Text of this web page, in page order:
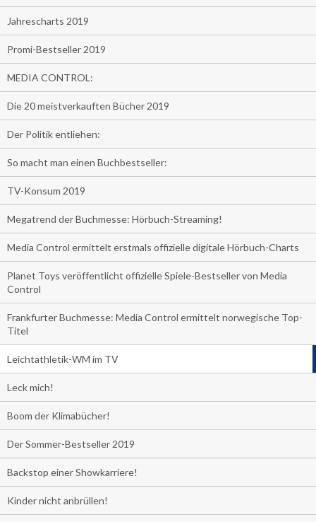
Jahrescharts 2019
Promi-Bestseller 2019
MEDIA CONTROL:
Die 20 meistverkauften Bücher 2019
Der Politik entliehen:
So macht man einen Buchbestseller:
TV-Konsum 2019
Megatrend der Buchmesse: Hörbuch-Streaming!
Media Control ermittelt erstmals offizielle digitale Hörbuch-Charts
Planet Toys veröffentlicht offizielle Spiele-Bestseller von Media
Control
Frankfurter Buchmesse: Media Control ermittelt norwegische Top-
Titel
Leichtathletik-WM im TV
Leck mich!
Boom der Klimabücher!
Der Sommer-Bestseller 2019
Backstop einer Showkarriere!
Kinder nicht anbrüllen!